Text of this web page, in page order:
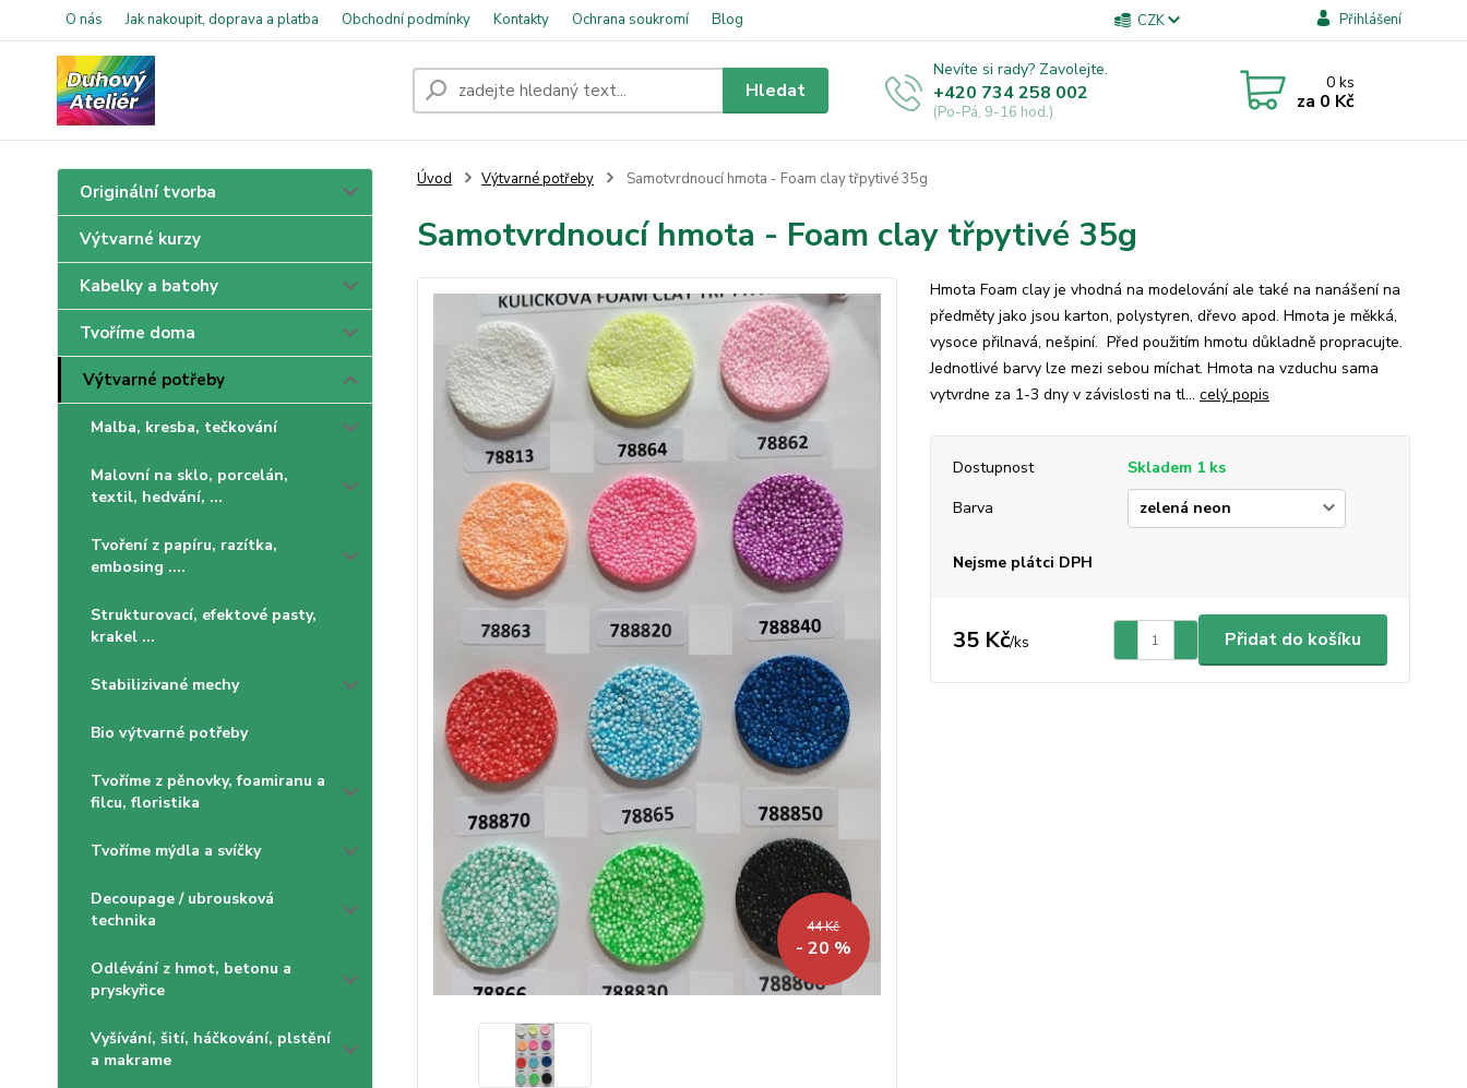
O nás Jak nakoupit, doprava a platba Obchodní podmínky Kontakty Ochrana soukromí Blog CZK Přihlášení
Hledat
Nevíte si rady? Zavolejte.
+420 734 258 002
(Po-Pá, 9-16 hod.)
0ks
za 0 Kč
Originální tvorba
Výtvarné kurzy
Kabelky a batohy
Tvoříme doma
Výtvarné potřeby
Malba, kresba, tečkování
Malovní na sklo, porcelán,
textil, hedvání, ...
Tvoření z papíru, razítka,
embosing ....
Strukturovací, efektové pasty,
krakel ...
Stabilizivané mechy
Bio výtvarné potřeby
Tvoříme z pěnovky, foamiranu a
filcu, floristika
Tvoříme mýdla a svíčky
Decoupage / ubrousková
technika
Odlévání z hmot, betonu a
pryskyřice
Vyšívání, šití, háčkování, plstění
a makrame
Úvod Výtvarné potřeby Samotvrdnoucí hmota - Foam clay třpytivé 35g
Samotvrdnoucí hmota - Foam clay třpytivé 35g
44 Kč
- 20 %
Hmota Foam clay je vhodná na modelování ale také na nanášení na
předměty jako jsou karton, polystyren, dřevo apod. Hmota je měkká,
vysoce přilnavá, nešpiní. Před použitím hmotu důkladně propracujte.
Jednotlivé barvy lze mezi sebou míchat. Hmota na vzduchu sama
vytvrdne za 1-3 dny v závislosti na tl... celý popis
Dostupnost
Skladem 1 ks
Barva
Nejsme plátci DPH
35 Kč/ks Přidat do košíku